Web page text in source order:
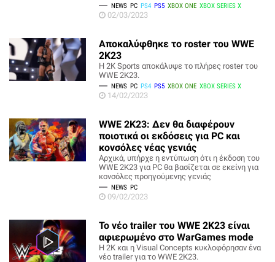
NEWS PC PS4 PS5 XBOX ONE XBOX SERIES X
02/03/2023
Αποκαλύφθηκε το roster του WWE
2K23
Η 2K Sports αποκάλυψε το πλήρες roster του
WWE 2K23.
NEWS PC PS4 PS5 XBOX ONE XBOX SERIES X
14/02/2023
WWE 2K23: Δεν θα διαφέρουν
ποιοτικά οι εκδόσεις για PC και
κονσόλες νέας γενιάς
Αρχικά, υπήρχε η εντύπωση ότι η έκδοση του
WWE 2K23 για PC θα βασίζεται σε εκείνη για
κονσόλες προηγούμενης γενιάς
NEWS PC
09/02/2023
Το νέο trailer του WWE 2K23 είναι
αφιερωμένο στο WarGames mode
Η 2K και η Visual Concepts κυκλοφόρησαν ένα
νέο trailer για το WWE 2K23.